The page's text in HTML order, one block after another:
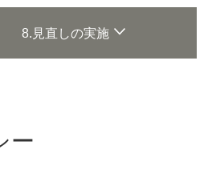
8.見直しの実施
ー